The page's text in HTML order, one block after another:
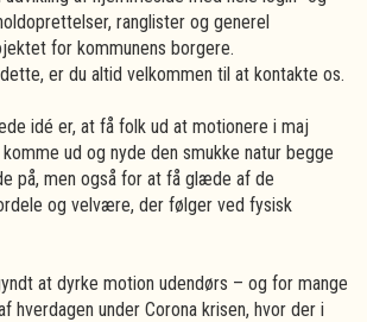
ranglister og generel
for kommunens borgere.
er du altid velkommen til at kontakte os.
idé er, at få folk ud at motionere i maj
ud og nyde den smukke natur begge
på, men også for at få glæde af de
og velvære, der følger ved fysisk
at dyrke motion udendørs – og for mange
hverdagen under Corona krisen, hvor der i